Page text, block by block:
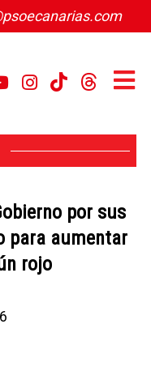
por sus
para aumentar
rojo